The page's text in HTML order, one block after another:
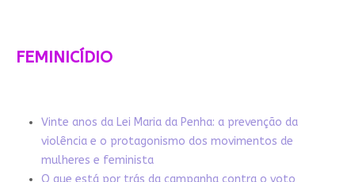
FEMINICÍDIO
Vinte anos da Lei Maria da Penha: a prevenção da
violência e o protagonismo dos movimentos de
mulheres e feminista